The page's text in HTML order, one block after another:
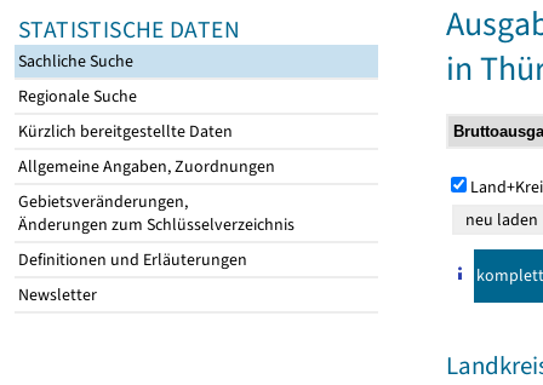
STATISTISCHE DATEN
Sachliche Suche
Regionale Suche
Kürzlich bereitgestellte Daten
Allgemeine Angaben, Zuordnungen
Gebietsveränderungen,
Änderungen zum Schlüsselverzeichnis
Definitionen und Erläuterungen
Newsletter
in
komplett